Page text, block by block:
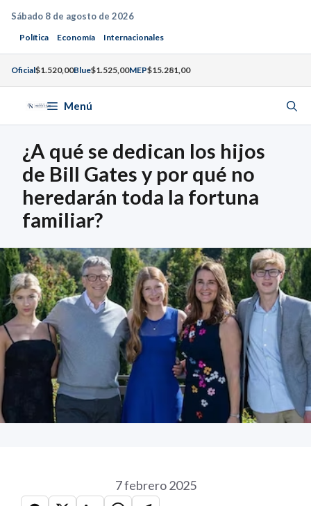
Saltar
contenido
Sábado 8 de agosto de 2026
Política Economía Internacionales
Oficial$1.520,00Blue$1.525,00MEP$15.281,00
Menú
¿A qué se dedican los hijos
de Bill Gates y por qué no
heredarán toda la fortuna
familiar?
7 febrero 2025